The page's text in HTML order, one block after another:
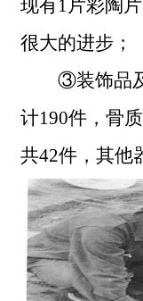
现有1片彩陶
很大的进步；
③装饰品
计190件，骨
共42件，其他